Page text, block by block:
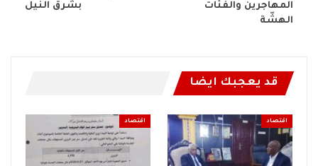
المهاجرين والفئات
الهشّة
بشرق النيل
قد يعجبك ايضا
اقتصاد اقتصاد